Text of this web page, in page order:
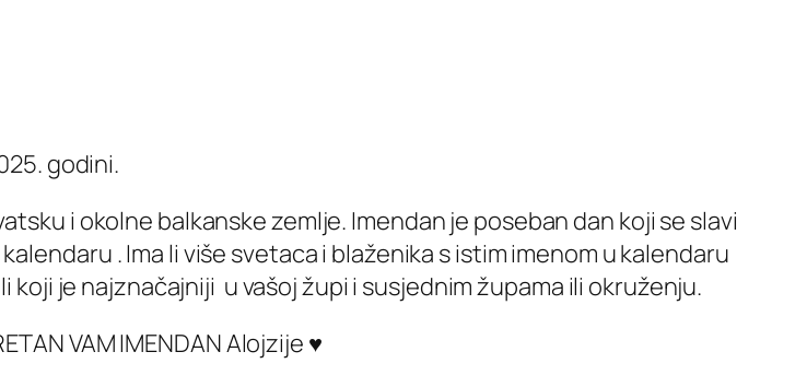
godini.
i okolne balkanske zemlje. Imendan je poseban dan koji se slavi
. Ima li više svetaca i blaženika s istim imenom u kalendaru
je najznačajniji u vašoj župi i susjednim župama ili okruženju.
VAM IMENDAN Alojzije ♥